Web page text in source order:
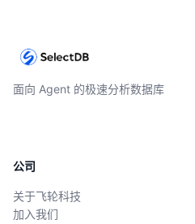
面向 Agent 的极速分析数据库
公司
关于飞轮科技
加入我们